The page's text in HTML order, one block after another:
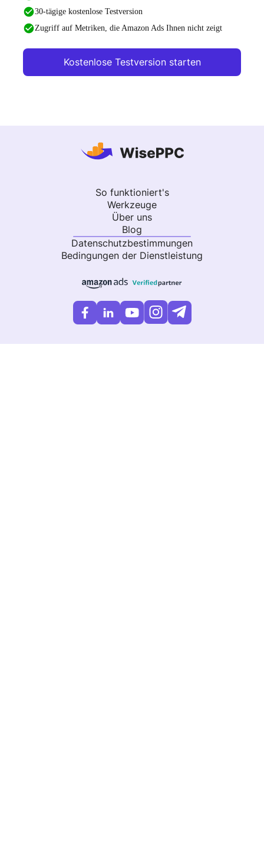
30-tägige kostenlose Testversion
Zugriff auf Metriken, die Amazon Ads Ihnen nicht zeigt
Kostenlose Testversion starten
So funktioniert's
Werkzeuge
Über uns
Blog
Datenschutzbestimmungen
Bedingungen der Dienstleistung